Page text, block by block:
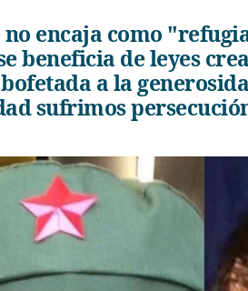
beneficia de leyes
a la
sufrimos